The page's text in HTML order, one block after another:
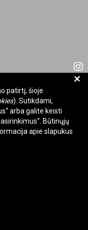
teisės saugomos.
+
patirtį, šioje
). Sutikdami,
arba galite keisti
Būtinųjų
apie slapukus